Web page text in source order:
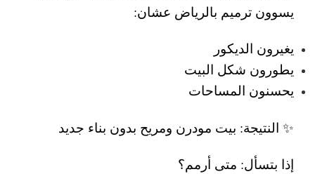
يسوون ترميم بالرياض عشان:
يغيرون الديكور
يطورون شكل البيت
يحسنون المساحات
✨ النتيجة: بيت مودرن ومريح بدون بناء جديد
إذا بتسأل: متى أرمم؟